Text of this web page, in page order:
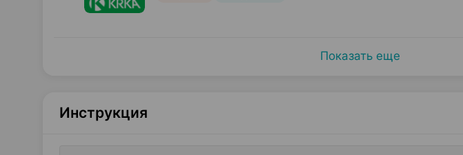
Показать еще
Инструкция